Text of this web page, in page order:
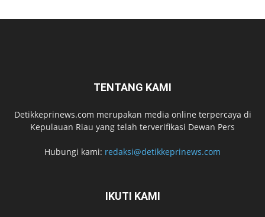
TENTANG KAMI
Detikkeprinews.com merupakan media online terpercaya di
Kepulauan Riau yang telah terverifikasi Dewan Pers
Hubungi kami: redaksi@detikkeprinews.com
IKUTI KAMI